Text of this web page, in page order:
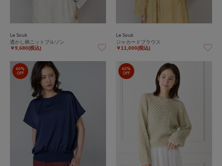
Le Souk
透かし柄ニットブルゾン
￥9,680(税込)
Le Souk
ジャカードブラウス
￥11,000(税込)
60%
OFF
60%
OFF